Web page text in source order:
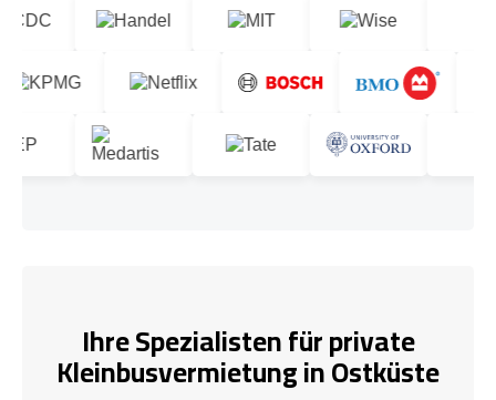
Ihre Spezialisten für private
Kleinbusvermietung in Ostküste